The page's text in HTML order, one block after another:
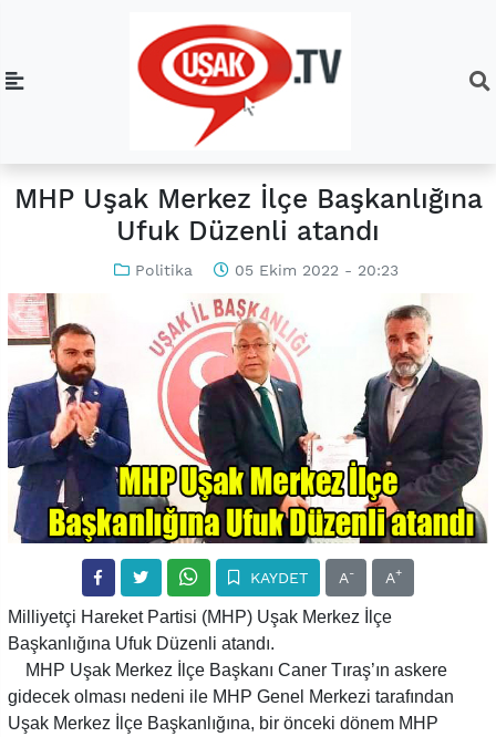
MHP Uşak Merkez İlçe Başkanlığına
Ufuk Düzenli atandı
Politika 05 Ekim 2022 - 20:23
KAYDET A- A+
Milliyetçi Hareket Partisi (MHP) Uşak Merkez İlçe
Başkanlığına Ufuk Düzenli atandı.
MHP Uşak Merkez İlçe Başkanı Caner Tıraş’ın askere
gidecek olması nedeni ile MHP Genel Merkezi tarafından
Uşak Merkez İlçe Başkanlığına, bir önceki dönem MHP